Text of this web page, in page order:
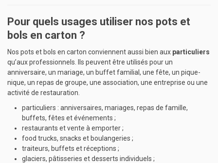
Pour quels usages utiliser nos pots et
bols en carton ?
Nos pots et bols en carton conviennent aussi bien aux particuliers
qu’aux professionnels. Ils peuvent être utilisés pour un
anniversaire, un mariage, un buffet familial, une fête, un pique-
nique, un repas de groupe, une association, une entreprise ou une
activité de restauration.
particuliers : anniversaires, mariages, repas de famille,
buffets, fêtes et événements ;
restaurants et vente à emporter ;
food trucks, snacks et boulangeries ;
traiteurs, buffets et réceptions ;
glaciers, pâtisseries et desserts individuels ;